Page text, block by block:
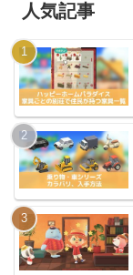
人気記事